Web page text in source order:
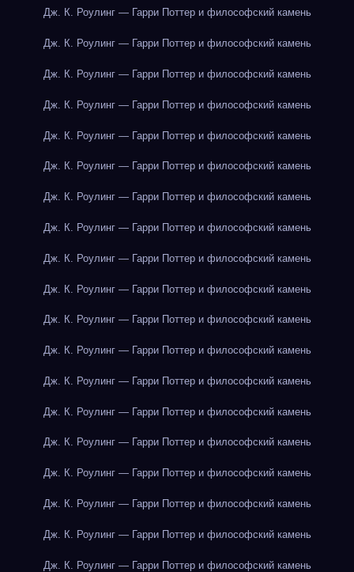
Дж. К. Роулинг — Гарри Поттер и философский камень
Дж. К. Роулинг — Гарри Поттер и философский камень
Дж. К. Роулинг — Гарри Поттер и философский камень
Дж. К. Роулинг — Гарри Поттер и философский камень
Дж. К. Роулинг — Гарри Поттер и философский камень
Дж. К. Роулинг — Гарри Поттер и философский камень
Дж. К. Роулинг — Гарри Поттер и философский камень
Дж. К. Роулинг — Гарри Поттер и философский камень
Дж. К. Роулинг — Гарри Поттер и философский камень
Дж. К. Роулинг — Гарри Поттер и философский камень
Дж. К. Роулинг — Гарри Поттер и философский камень
Дж. К. Роулинг — Гарри Поттер и философский камень
Дж. К. Роулинг — Гарри Поттер и философский камень
Дж. К. Роулинг — Гарри Поттер и философский камень
Дж. К. Роулинг — Гарри Поттер и философский камень
Дж. К. Роулинг — Гарри Поттер и философский камень
Дж. К. Роулинг — Гарри Поттер и философский камень
Дж. К. Роулинг — Гарри Поттер и философский камень
Дж. К. Роулинг — Гарри Поттер и философский камень